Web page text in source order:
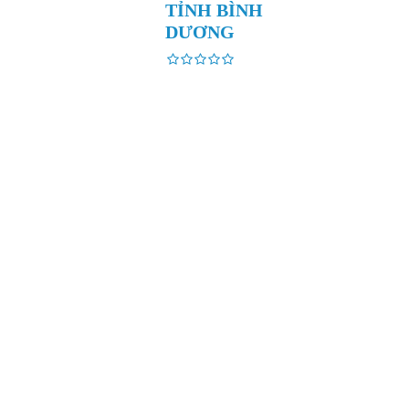
TỈNH BÌNH
DƯƠNG